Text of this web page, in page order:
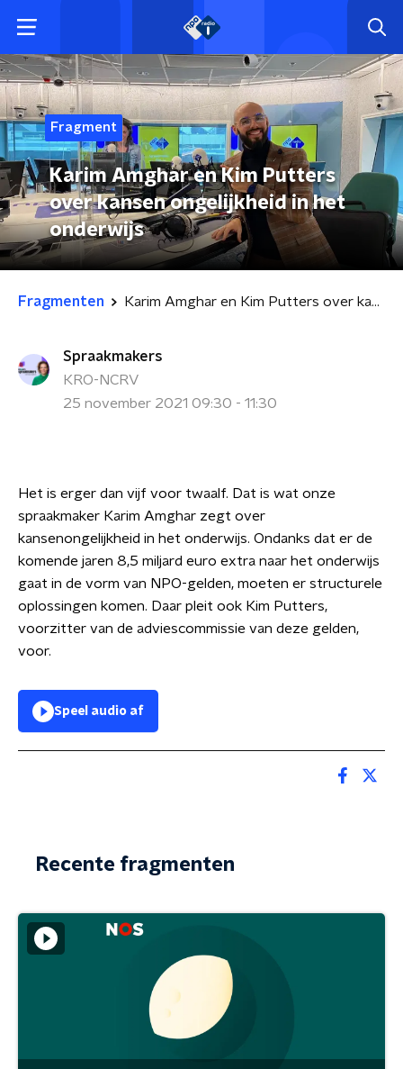
Fragment
Karim Amghar en Kim Putters
over kansen ongelijkheid in het
onderwijs
Fragmenten Karim Amghar en Kim Putters over kansen ongelijkheid in het onderwijs
Spraakmakers
KRO-NCRV
25 november 2021 09:30 - 11:30
Het is erger dan vijf voor twaalf. Dat is wat onze
spraakmaker Karim Amghar zegt over
kansenongelijkheid in het onderwijs. Ondanks dat er de
komende jaren 8,5 miljard euro extra naar het onderwijs
gaat in de vorm van NPO-gelden, moeten er structurele
oplossingen komen. Daar pleit ook Kim Putters,
voorzitter van de adviescommissie van deze gelden,
voor.
Speel audio af
Recente fragmenten